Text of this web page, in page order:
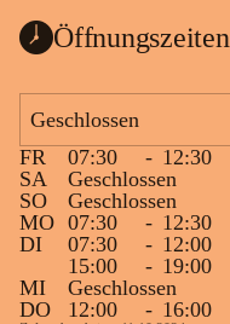
Öffnungszeiten
Geschlossen
FR
07:30 - 12:30
SA
Geschlossen
SO
Geschlossen
MO 07:30 - 12:30
DI
07:30 - 12:00
15:00
- 19:00
MI
Geschlossen
DO
12:00 - 16:00